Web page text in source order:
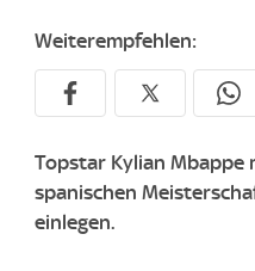
Weiterempfehlen:
Topstar Kylian Mbappe
spanischen
einlegen.